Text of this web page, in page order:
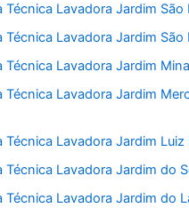
Técnica Lavadora Jardim São
Técnica Lavadora Jardim São
Técnica Lavadora Jardim
Técnica Lavadora Jardim
Técnica Lavadora Jardim Luiz
Técnica Lavadora Jardim do
Técnica Lavadora Jardim do